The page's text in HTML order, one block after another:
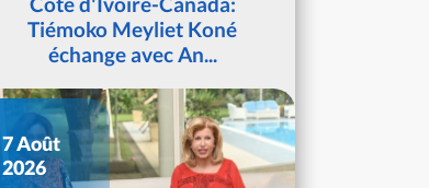
Tiémoko Meyliet Koné
échange avec An...
7 Août
2026